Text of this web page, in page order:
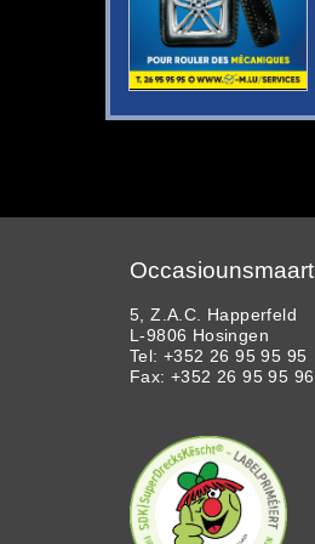
Occasiounsmaart
5, Z.A.C. Happerfeld
L-9806 Hosingen
Tel: +352 26 95 95 95
Fax: +352 26 95 95 96